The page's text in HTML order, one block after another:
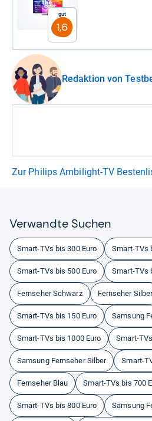
Gut
1,6
Redaktion von
Zur Philips Ambilight-TV
Ver­wandte Suchen
Smart-TVs bis 300 Euro Smart-TVs
Smart-TVs bis 500 Euro Smart-TVs
Fernseher Schwarz Fernseher
Smart-TVs bis 150 Euro Samsung
Smart-TVs bis 1000 Euro Smart-
Samsung Fernseher Silber Smart-
Fernseher Blau Smart-TVs bis 700
Smart-TVs bis 800 Euro Samsung